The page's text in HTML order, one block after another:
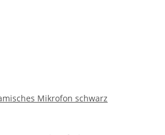
Mikrofon schwarz